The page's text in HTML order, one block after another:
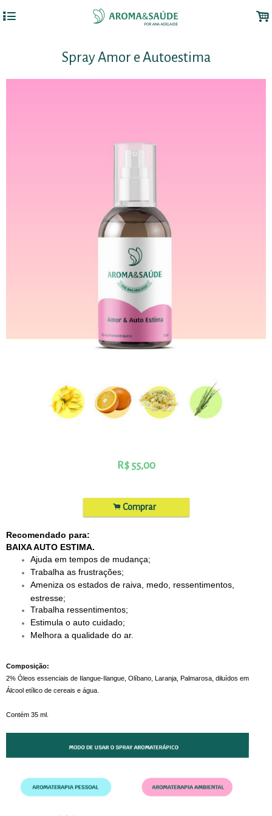
4 .
Spray Amor e Autoestima
R$ 55,00
.Comprar
Recomendado para:
BAIXA AUTO ESTIMA.
Ajuda em tempos de mudança;
Trabalha as frustrações;
Ameniza os estados de raiva, medo, ressentimentos,
estresse;
Trabalha ressentimentos;
Estimula o auto cuidado;
Melhora a qualidade do ar.
Composição:
2% Óleos essenciais de Ilangue-Ilangue, Olíbano, Laranja, Palmarosa, diluídos em
Álcool etílico de cereais e água.
Contém 35 ml.